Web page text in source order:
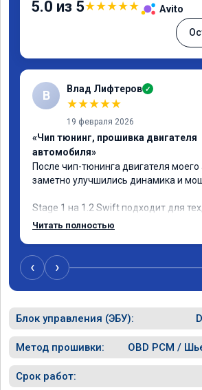
5.0 из 5★★★★★ Avito
В Влад Лифтеров ✓
★★★★★
19 февраля 2026
«Чип тюнинг, прошивка двигателя
автомобиля»
После чип-тюнинга двигателя моего
заметно улучшились динамика и
Stage 1 на 1.2 Swift подходит для
хочет улучшить «эластичность»
Машина стала лучше реагировать на
нажатие газа, особенно в диапазоне
старте.
Расход топлива немного снизился
спокойной езде, но при активной —
так как двигатель лучше «крутится».
Читать полностью
‹ ›
Блок управления (ЭБУ):
Метод прошивки: OBD PCM /
Срок работ: